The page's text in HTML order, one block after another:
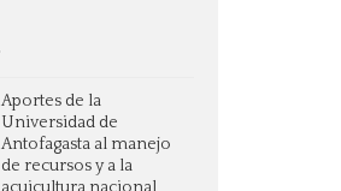
Aportes de la
Universidad de
Antofagasta al manejo
de recursos y a la